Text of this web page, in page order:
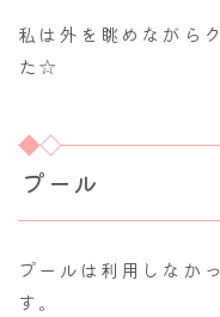
私は外を眺めながら
た☆
プール
プールは利用しなか
す。